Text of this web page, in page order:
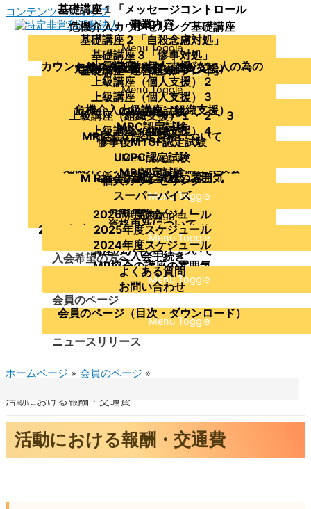
コンテンツへスキップ
当協会について
Menu Toggle
事業内容
理事・アドバイザー
主要資格者の紹介
運営組織
協会の沿革及び活動実績
定款
支援を受けたい
Menu Toggle
企業・組織への支援の概要
支援実績
研修講師派遣
学びたい
Menu Toggle
基礎講座を受講したい方が参加できる講座
Menu Toggle
こころのSOSピアサポートレッスン
カウンセリングを学んだことがない人の為の
基礎講座準備編（傾聴）
クライシス・カウンセリング～ガイダンス編
～
危機介入カウンセリング講座体験会
メッセージコントロール体験講座
メッセージコントロールのオンライン講座
M R協会の講座の概要
Menu Toggle
危機介入カウンセリング基礎講座
Menu Toggle
基礎講座１「メッセージコントロール
（MC）」
基礎講座２「自殺念慮対処」
基礎講座３「惨事対処」
基礎講座４「ロールプレイ」
危機介入上級講座（個人支援）
Menu Toggle
上級講座（個人支援）１
上級講座（個人支援）２
上級講座（個人支援）３
危機介入上級講座（組織支援）
Menu Toggle
上級講座（組織支援）１・２・３
上級講座（組織支援）４
MCに関する講座
Menu Toggle
メッセージコントロール普及講師養成講座
各種勉強会
Menu Toggle
危機介入カウンセリング講座体験会
実技指導者向け勉強会
危機介入上級講座（組織支援）修了者向け勉
強会
2024年度：UCPC勉強会・惨事後ミーティン
グ勉強会・MRI勉強会
公開講座
講座のテキストについて
MR協会の講座の雰囲気
M R協会の認定試験の概要
Menu Toggle
MR協会の認定資格について
Menu Toggle
CPS認定試験
MRC認定試験
惨事後MTGF認定試験
UCPC認定試験
MRI認定試験
MRSI認定試験
M R協会の認定試験の雰囲気
受験者へのアドバイス
合格おめでとう！
資格更新について
認定に関する過去の変更案内
相談したい
Menu Toggle
個人カウンセリング
スーパーバイズ
年間スケジュール
Menu Toggle
2026年度スケジュール
2025年度スケジュール
2024年度スケジュール
入会希望の方へ
Menu Toggle
ご入会手続き
よくある質問
お問い合わせ
会員のページ
Menu Toggle
会員のページ（目次・ダウンロード）
ニュースリリース
ホームページ
会員のページ
活動における報酬・交通費
活動における報酬・交通費